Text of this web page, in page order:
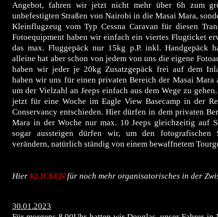
Angebot, fahren wir jetzt nicht mehr über 6h zum
unbefestigten Straßen von Nairobi in die Masai Mara,
Kleinflugzeug vom Typ Cessna Caravan für diesen
Fotoequipment haben wir einfach ein viertes Flugticket
das max. Fluggepäck nur 15kg p.P. inkl. Handgepäck
alleine hat aber schon von jedem von uns die eigene
haben wir jeder je 20kg Zusatzgepäck frei auf dem
haben wir uns für einen privaten Bereich der Masai Mara
um der Vielzahl an Jeeps einfach aus dem Wege zu
jetzt für eine Woche im Eagle View Basecamp in der
Conservancy entschieden. Hier dürfen in dem privaten
Mara in der Woche nur max. 10 Jeeps gleichzeitig auf
sogar aussteigen dürfen wir, um den fotografischen
verändern, natürlich ständig von einem bewaffnetem
Hier KLICKEN für noch mehr organisatorisches in der
30.01.2023